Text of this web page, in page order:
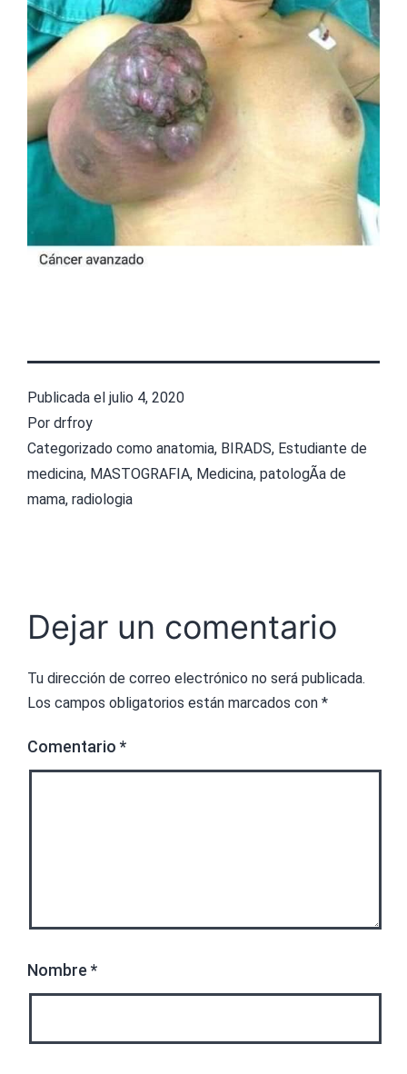
Publicada el julio 4, 2020
Por drfroy
Categorizado como anatomia, BIRADS, Estudiante de
medicina, MASTOGRAFIA, Medicina, patologÃ­a de
mama, radiologia
Dejar un comentario
Tu dirección de correo electrónico no será publicada.
Los campos obligatorios están marcados con *
Comentario *
Nombre *